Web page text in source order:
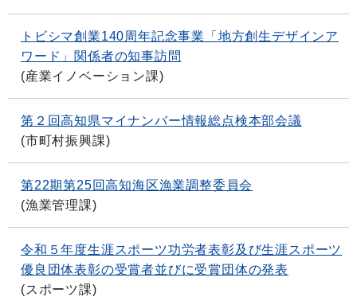
トビシマ創業140周年記念事業「地方創生デザインア
ワード」関係者の知事訪問
(産業イノベーション課)
第２回高知県マイナンバー情報総点検本部会議
(市町村振興課)
第22期第25回高知海区漁業調整委員会
(漁業管理課)
令和５年度生涯スポーツ功労者表彰及び生涯スポーツ
優良団体表彰の受賞者並びに受賞団体の発表
(スポーツ課)